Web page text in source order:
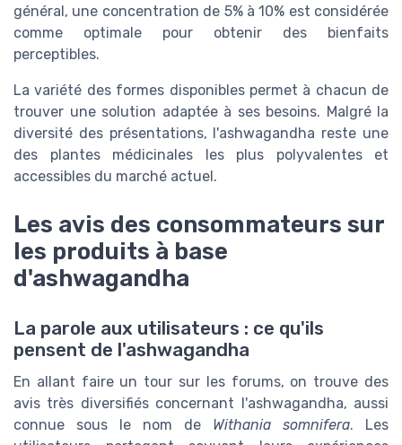
général, une concentration de 5% à 10% est considérée
comme optimale pour obtenir des bienfaits
perceptibles.
La variété des formes disponibles permet à chacun de
trouver une solution adaptée à ses besoins. Malgré la
diversité des présentations, l'ashwagandha reste une
des plantes médicinales les plus polyvalentes et
accessibles du marché actuel.
Les avis des consommateurs sur
les produits à base
d'ashwagandha
La parole aux utilisateurs : ce qu'ils
pensent de l'ashwagandha
En allant faire un tour sur les forums, on trouve des
avis très diversifiés concernant l'ashwagandha, aussi
connue sous le nom de Withania somnifera. Les